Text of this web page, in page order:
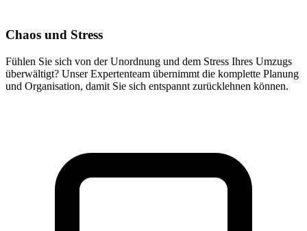
Chaos und Stress
Fühlen Sie sich von der Unordnung und dem Stress Ihres Umzugs
überwältigt? Unser Expertenteam übernimmt die komplette Planung
und Organisation, damit Sie sich entspannt zurücklehnen können.